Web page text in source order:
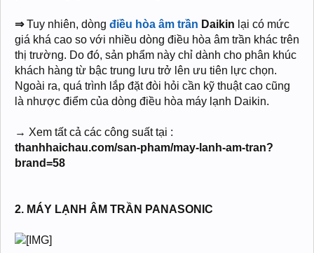
⇒Tuy nhiên, dòng điều hòa âm trần Daikin lại có mức
giá khá cao so với nhiều dòng điều hòa âm trần khác trên
thị trường. Do đó, sản phẩm này chỉ dành cho phân khúc
khách hàng từ bậc trung lưu trở lên ưu tiên lực chọn.
Ngoài ra, quá trình lắp đặt đòi hỏi cần kỹ thuật cao cũng
là nhược điểm của dòng điều hòa máy lạnh Daikin.
→ Xem tất cả các công suất tại :
thanhhaichau.com/san-pham/may-lanh-am-tran?
brand=58
2. MÁY LẠNH ÂM TRẦN PANASONIC